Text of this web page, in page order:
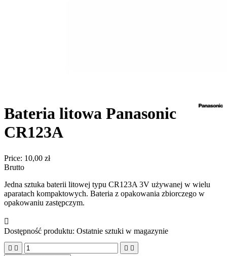
Bateria litowa Panasonic
CR123A
Price: 10,00 zł
Brutto
Jedna sztuka baterii litowej typu CR123A 3V używanej w wielu
aparatach kompaktowych. Bateria z opakowania zbiorczego w
opakowaniu zastępczym.

Dostępność produktu: Ostatnie sztuki w magazynie
   